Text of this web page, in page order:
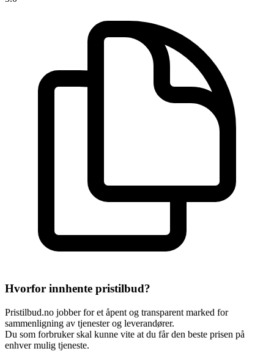
Hvorfor innhente pristilbud?
Pristilbud.no jobber for et åpent og transparent marked for
sammenligning av tjenester og leverandører.
Du som forbruker skal kunne vite at du får den beste prisen på
enhver mulig tjeneste.